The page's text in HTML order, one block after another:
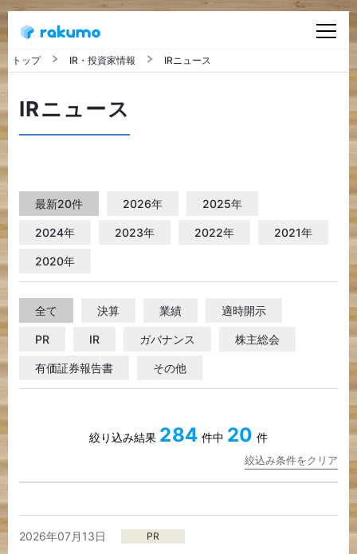
IR・投資家情報 IRニュース
IRニュース
最新20件 2026年 2025年
2024年 2023年 2022年 2021年
2020年
全て 決算 業績 適時開示
PR IR ガバナンス 株主総会
有価証券報告書 その他
絞込み条件をクリア
絞り込み結果 284 件中 20 件
2026年07月13日 PR
ビジョン
IR・投資家情報
採用情報
アクセス